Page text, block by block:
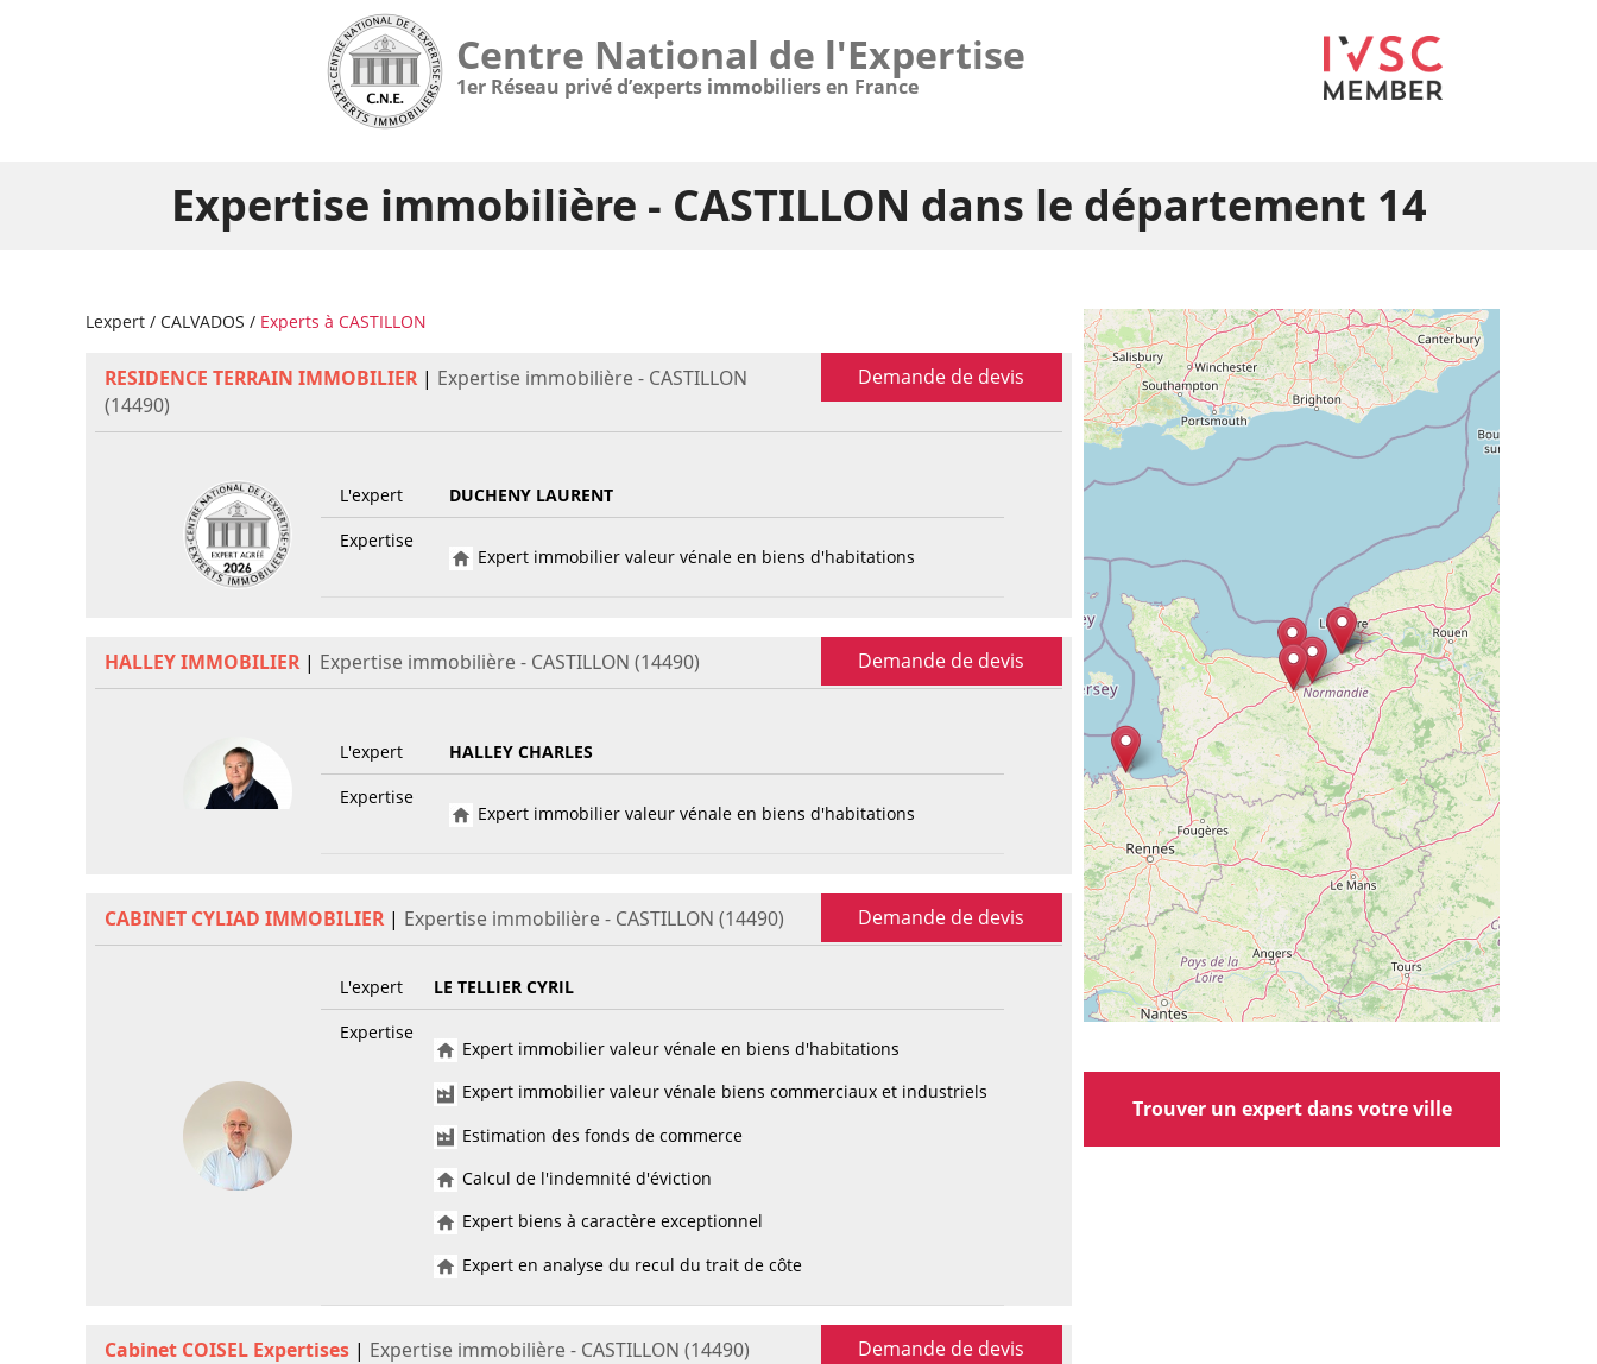
Centre National de l'Expertise
1er Réseau privé d’experts immobiliers en France
Expertise immobilière - CASTILLON dans le département 14
Lexpert / CALVADOS / Experts à CASTILLON
RESIDENCE TERRAIN IMMOBILIER | Expertise immobilière - CASTILLON
(14490)
Demande de devis
L'expert
DUCHENY LAURENT
Expertise
Expert immobilier valeur vénale en biens d'habitations
HALLEY IMMOBILIER | Expertise immobilière - CASTILLON (14490) Demande de devis
L'expert
HALLEY CHARLES
Expertise
Expert immobilier valeur vénale en biens d'habitations
CABINET CYLIAD IMMOBILIER | Expertise immobilière - CASTILLON (14490) Demande de devis
L'expert
LE TELLIER CYRIL
Expertise
Expert immobilier valeur vénale en biens d'habitations
Expert immobilier valeur vénale biens commerciaux et industriels
Estimation des fonds de commerce
Calcul de l'indemnité d'éviction
Expert biens à caractère exceptionnel
Expert en analyse du recul du trait de côte
Cabinet COISEL Expertises | Expertise immobilière - CASTILLON (14490) Demande de devis
Trouver un expert dans votre ville